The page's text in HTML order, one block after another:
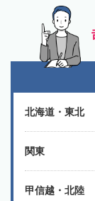
北海道・東北
関東
甲信越・北陸